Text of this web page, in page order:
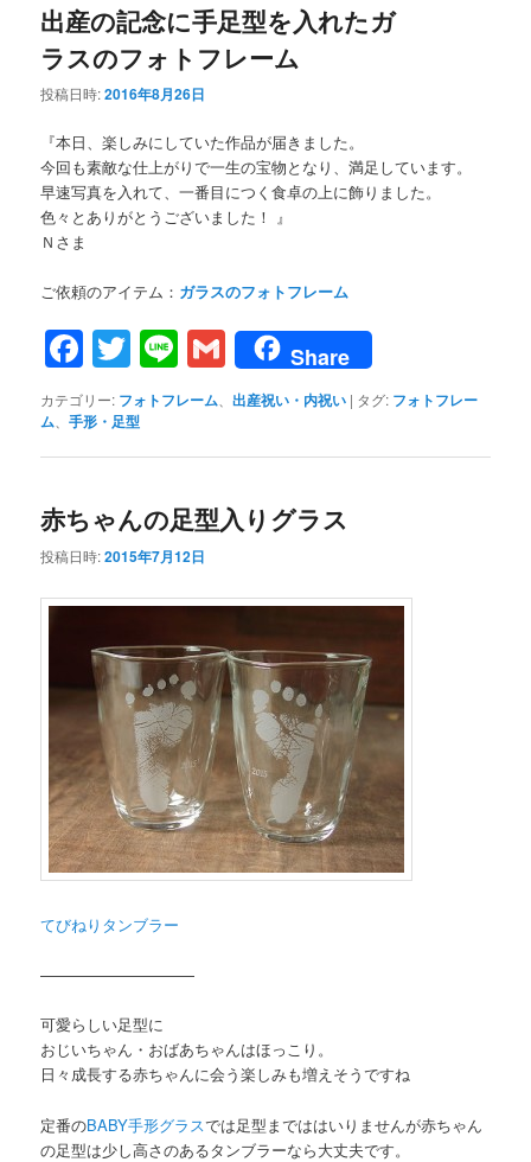
出産の記念に手足型を入れたガ
ラスのフォトフレーム
投稿日時:2016年8月26日
『本日、楽しみにしていた作品が届きました。
今回も素敵な仕上がりで一生の宝物となり、満足しています。
早速写真を入れて、一番目につく食卓の上に飾りました。
色々とありがとうございました！ 』
Ｎさま
ご依頼のアイテム： ガラスのフォトフレーム
Facebook
Twitter
LineGmail
Share
カテゴリー: フォトフレーム 、出産祝い・内祝い | タグ: フォトフレー
ム 、手形・足型
赤ちゃんの足型入りグラス
投稿日時:2015年7月12日
てびねりタンブラー
——————————
可愛らしい足型に
おじいちゃん・おばあちゃんはほっこり。
日々成長する赤ちゃんに会う楽しみも増えそうですね
定番のBABY手形グラスでは足型までははいりませんが赤ちゃん
の足型は少し高さのあるタンブラーなら大丈夫です。